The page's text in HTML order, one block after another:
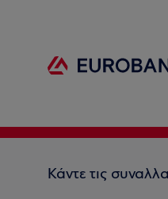
Κάντε τις